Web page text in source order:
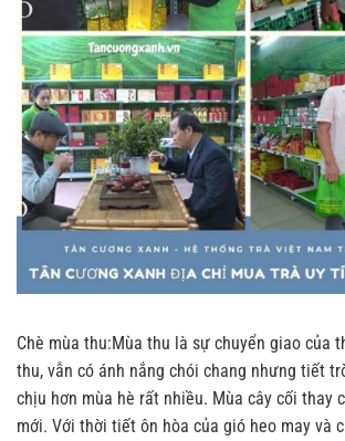
Chè mùa thu:Mùa thu là sự chuyển giao của
thu, vẫn có ánh nắng chói chang nhưng tiết
chịu hơn mùa hè rất nhiều. Mùa cây cối thay
mới. Với thời tiết ôn hòa của gió heo may và